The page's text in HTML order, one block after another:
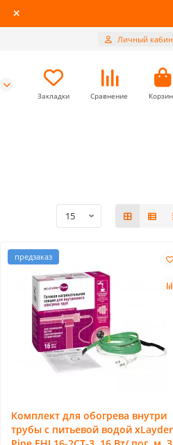
Личный
Закладки Сравнение
предзаказ
Комплект для обогрева внутри
трубы с питьевой водой xLayder